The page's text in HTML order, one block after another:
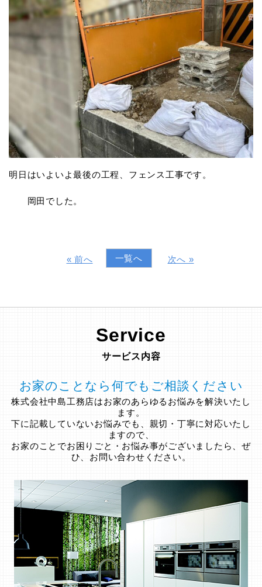
明日はいよいよ最後の工程、フェンス工事です。
岡田でした。
« 前へ 一覧へ 次へ »
Service
サービス内容
お家のことなら何でもご相談ください
株式会社中島工務店はお家のあらゆるお悩みを解決いたし
ます。
下に記載していないお悩みでも、親切・丁寧に対応いたし
ますので、
お家のことでお困りごと・お悩み事がございましたら、ぜ
ひ、お問い合わせください。